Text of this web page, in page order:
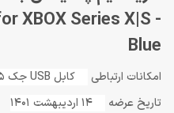
XBOX Series X|S -
Blue
امکانات ارتباطی
کابل USB جک 3.5 میلی‌متری
تاریخ عرضه
14 اردیبهشت 1401